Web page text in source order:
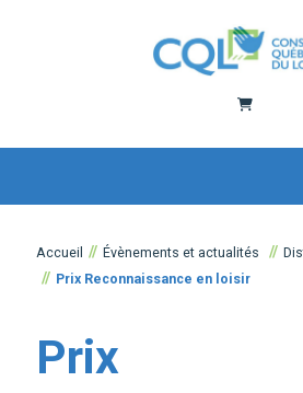
Panier
Accueil Évènements et actualités
Prix Reconnaissance en loisir
Prix